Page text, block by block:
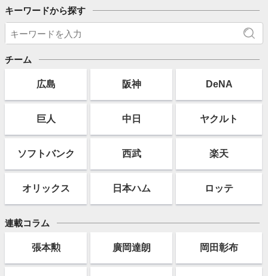
キーワードから探す
チーム
広島 阪神 DeNA
巨人 中日 ヤクルト
ソフトバンク 西武 楽天
オリックス 日本ハム ロッテ
連載コラム
張本勲 廣岡達朗 岡田彰布